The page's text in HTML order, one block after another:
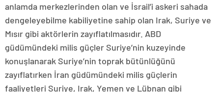
anlamda merkezlerinden olan ve İsrail’i askeri sahada
dengeleyebilme kabiliyetine sahip olan Irak, Suriye ve
Mısır gibi aktörlerin zayıflatılmasıdır. ABD
güdümündeki milis güçler Suriye’nin kuzeyinde
konuşlanarak Suriye’nin toprak bütünlüğünü
zayıflatırken İran güdümündeki milis güçlerin
faaliyetleri Suriye, Irak, Yemen ve Lübnan gibi